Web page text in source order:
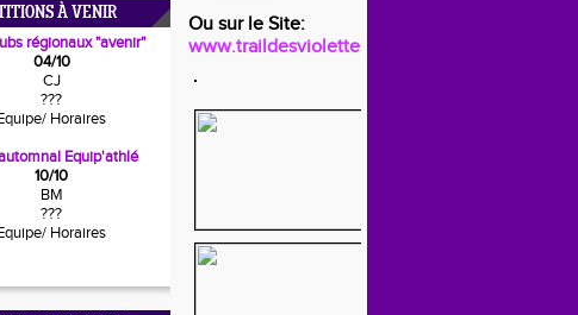
À VENIR
régionaux "avenir"
04/10
CJ
???
Horaires
Equip'athlé
10/10
BM
???
Horaires
Ou sur le Site:
www.traildesviolettes.fr